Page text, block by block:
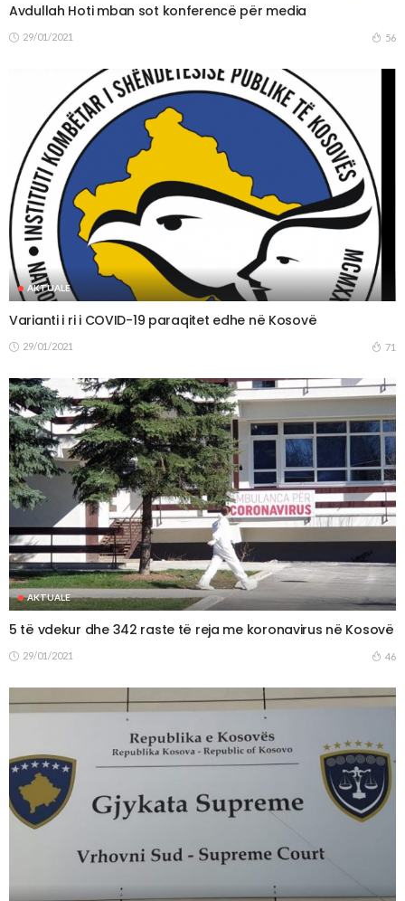
Avdullah Hoti mban sot konferencë për media
29/01/2021 56
AKTUALE
Varianti i ri i COVID-19 paraqitet edhe në Kosovë
29/01/2021 71
AKTUALE
5 të vdekur dhe 342 raste të reja me koronavirus në Kosovë
29/01/2021 46